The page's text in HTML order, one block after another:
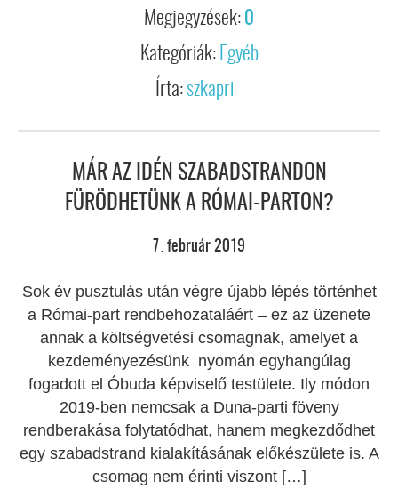
Megjegyzések: 0
Kategóriák: Egyéb
Írta:szkapri
MÁR AZ IDÉN SZABADSTRANDON
FÜRÖDHETÜNK A RÓMAI-PARTON?
7 . február 2019
Sok év pusztulás után végre újabb lépés történhet
a Római-part rendbehozataláért – ez az üzenete
annak a költségvetési csomagnak, amelyet a
kezdeményezésünk nyomán egyhangúlag
fogadott el Óbuda képviselő testülete. Ily módon
2019-ben nemcsak a Duna-parti föveny
rendberakása folytatódhat, hanem megkezdődhet
egy szabadstrand kialakításának előkészülete is. A
csomag nem érinti viszont […]